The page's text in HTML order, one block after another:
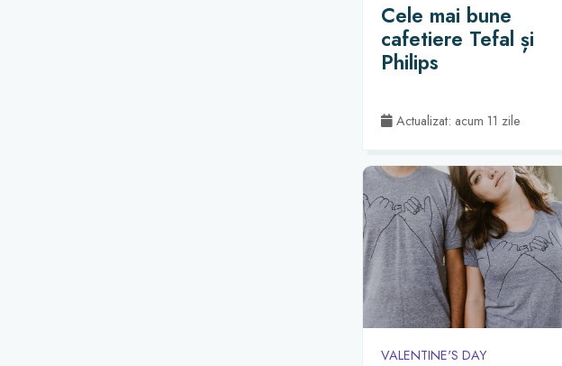
Cele mai bune
cafetiere Tefal și
Philips
Actualizat: acum 11 zile
VALENTINE'S DAY